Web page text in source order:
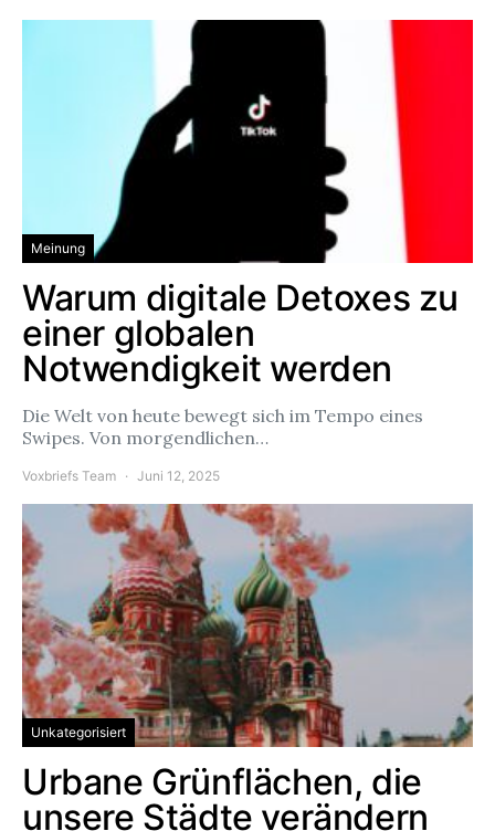
Meinung
Warum digitale Detoxes zu
einer globalen
Notwendigkeit werden
Die Welt von heute bewegt sich im Tempo eines
Swipes. Von morgendlichen…
Voxbriefs Team Juni 12, 2025
Unkategorisiert
Urbane Grünflächen, die
unsere Städte verändern